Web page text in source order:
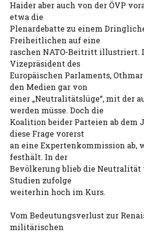
Haider aber auch von der ÖVP
etwa die
Plenardebatte zu einem
Freiheitlichen auf eine
raschen NATO-Beitritt illustriert.
Vizepräsident des
Europäischen Parlaments,
den Medien gar von
einer „Neutralitätslüge“, mit der
werden müsse. Doch die
Koalition beider Parteien ab dem
diese Frage vorerst
an eine Expertenkommission ab,
festhält. In der
Bevölkerung blieb die Neutralität
Studien zufolge
weiterhin hoch im Kurs.
Vom Bedeutungsverlust zur
militärischen